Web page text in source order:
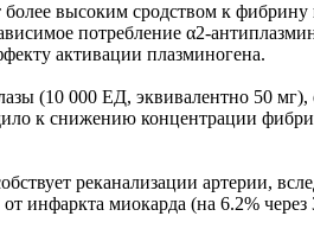
более высоким сродством к
потребление α2-
активации плазминогена.
(10 000 ЕД, эквивалентно 50
к снижению концентрации
реканализации артерии,
инфаркта миокарда (на 6.2% через